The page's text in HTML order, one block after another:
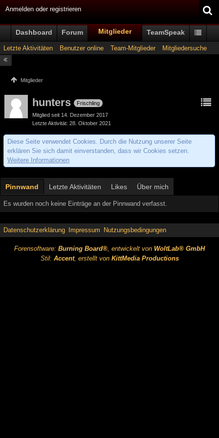
Anmelden oder registrieren
Dashboard Forum Mitglieder TeamSpeak
Letzte Aktivitäten Benutzer online Team-Mitglieder Mitgliedersuche
Mitglieder
hunters
Frischling
Mitglied seit 14. Dezember 2017
Letzte Aktivität 28. Oktober 2021
Diese Seite verwendet Cookies. Durch die Nutzung unserer Seite
erklären Sie sich damit einverstanden, dass wir Cookies setzen.
Weitere Informationen
Pinnwand Letzte Aktivitäten Likes Über mich
Es wurden noch keine Einträge an der Pinnwand verfasst.
Datenschutzerklärung Impressum Nutzungsbedingungen
Forensoftware: Burning Board®, entwickelt von WoltLab® GmbH
Stil: Accent, erstellt von KittMedia Productions